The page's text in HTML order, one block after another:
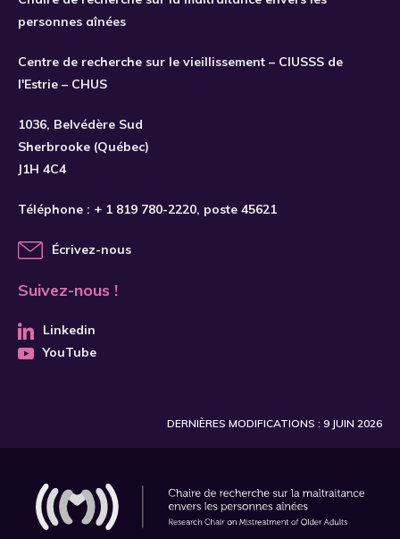
personnes aînées
Centre de recherche sur le vieillissement – CIUSSS de
l'Estrie – CHUS
1036, Belvédère Sud
Sherbrooke (Québec)
J1H 4C4
Téléphone : + 1 819 780-2220, poste 45621
Écrivez-nous
Suivez-nous !
Linkedin
YouTube
DERNIÈRES MODIFICATIONS : 9 JUIN 2026